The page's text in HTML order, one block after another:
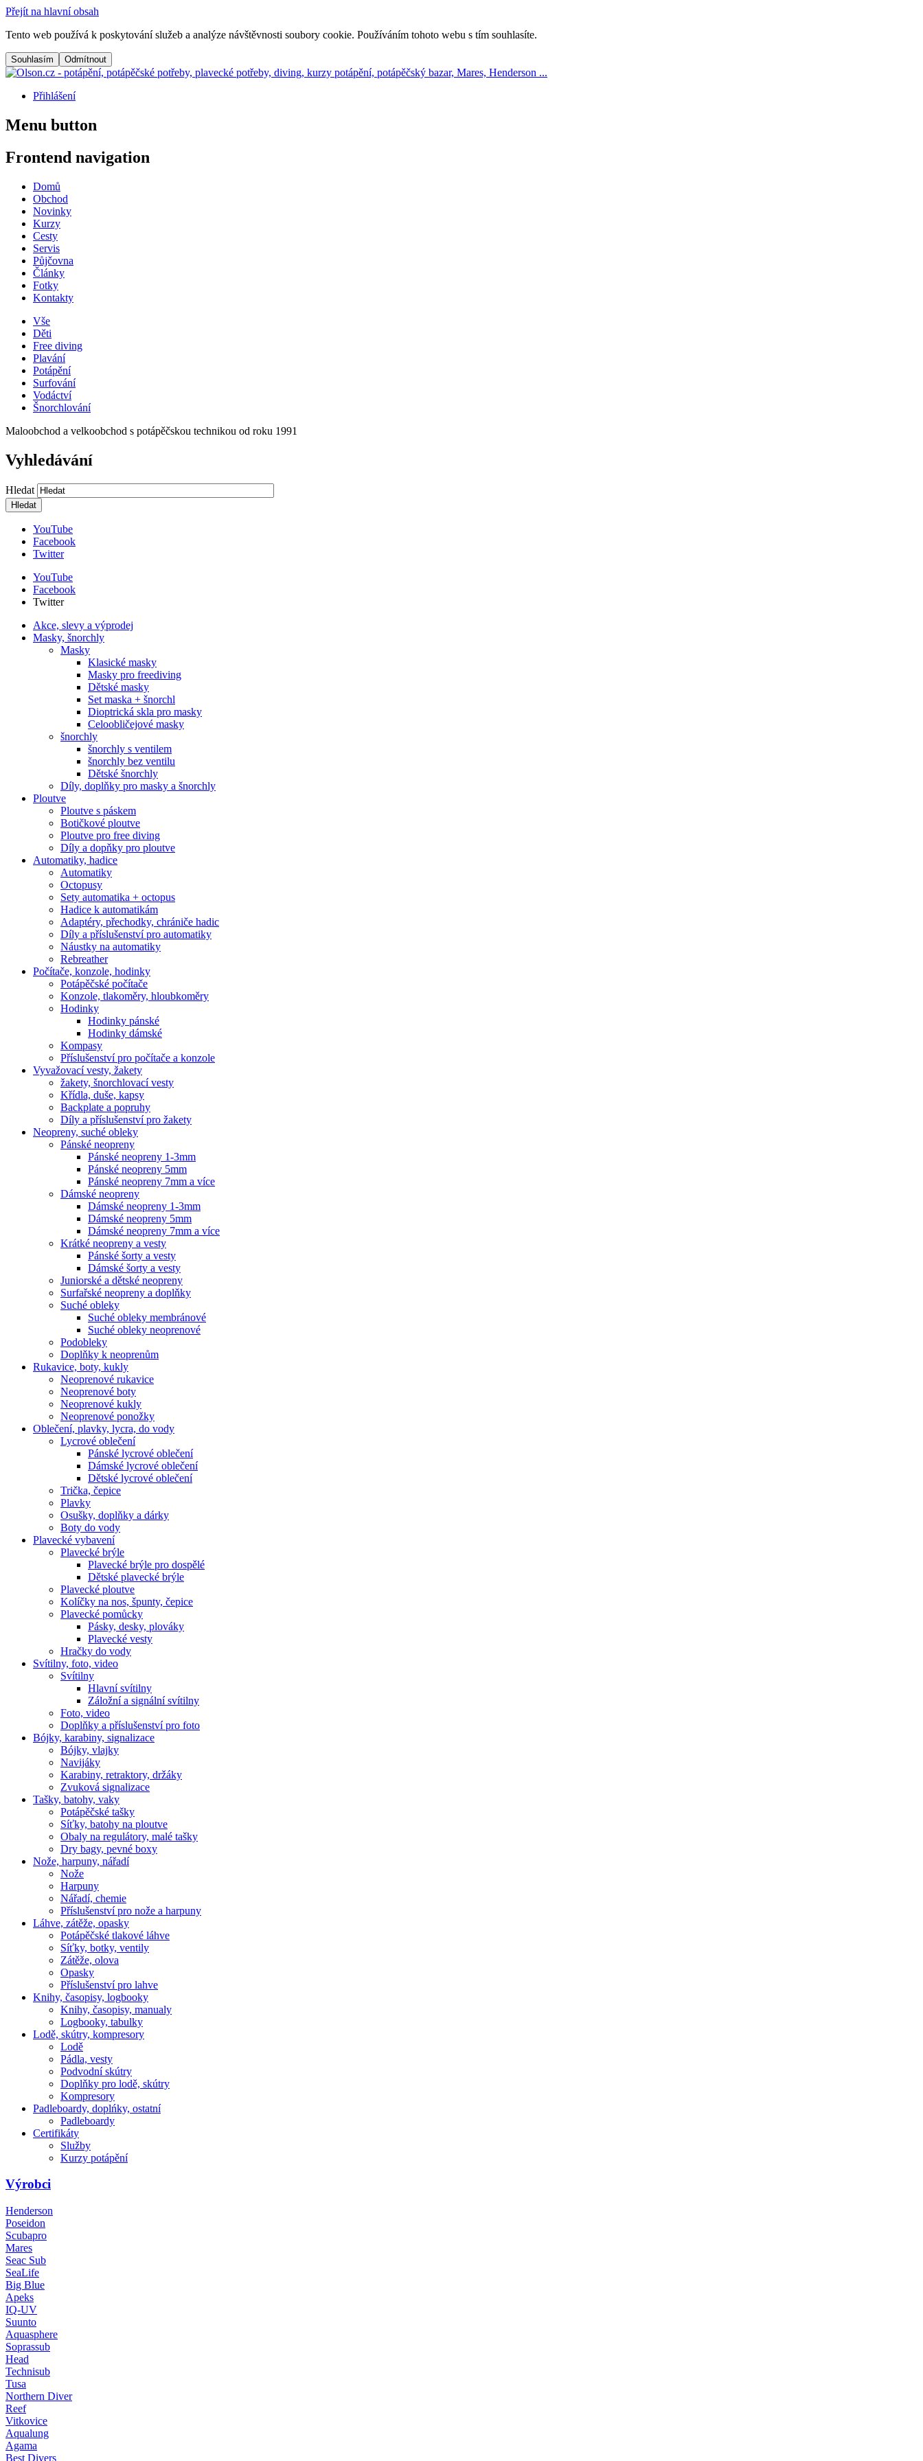
Přejít na hlavní obsah
Tento web používá k poskytování služeb a analýze návštěvnosti soubory cookie. Používáním tohoto webu s tím souhlasíte.
Přihlášení
Menu button
Frontend navigation
Domů
Obchod
Novinky
Kurzy
Cesty
Servis
Půjčovna
Články
Fotky
Kontakty
Vše
Děti
Free diving
Plavání
Potápění
Surfování
Vodáctví
Šnorchlování
Maloobchod a velkoobchod s potápěčskou technikou od roku 1991
Vyhledávání
Hledat
YouTube
Facebook
Twitter
YouTube
Facebook
Twitter
Akce, slevy a výprodej
Masky, šnorchly
Masky
Klasické masky
Masky pro freediving
Dětské masky
Set maska + šnorchl
Dioptrická skla pro masky
Celoobličejové masky
šnorchly
šnorchly s ventilem
šnorchly bez ventilu
Dětské šnorchly
Díly, doplňky pro masky a šnorchly
Ploutve
Ploutve s páskem
Botičkové ploutve
Ploutve pro free diving
Díly a dopňky pro ploutve
Automatiky, hadice
Automatiky
Octopusy
Sety automatika + octopus
Hadice k automatikám
Adaptéry, přechodky, chrániče hadic
Díly a příslušenství pro automatiky
Náustky na automatiky
Rebreather
Počítače, konzole, hodinky
Potápěčské počítače
Konzole, tlakoměry, hloubkoměry
Hodinky
Hodinky pánské
Hodinky dámské
Kompasy
Příslušenství pro počítače a konzole
Vyvažovací vesty, žakety
žakety, šnorchlovací vesty
Křídla, duše, kapsy
Backplate a popruhy
Díly a příslušenství pro žakety
Neopreny, suché obleky
Pánské neopreny
Pánské neopreny 1-3mm
Pánské neopreny 5mm
Pánské neopreny 7mm a více
Dámské neopreny
Dámské neopreny 1-3mm
Dámské neopreny 5mm
Dámské neopreny 7mm a více
Krátké neopreny a vesty
Pánské šorty a vesty
Dámské šorty a vesty
Juniorské a dětské neopreny
Surfařské neopreny a doplňky
Suché obleky
Suché obleky membránové
Suché obleky neoprenové
Podobleky
Doplňky k neoprenům
Rukavice, boty, kukly
Neoprenové rukavice
Neoprenové boty
Neoprenové kukly
Neoprenové ponožky
Oblečení, plavky, lycra, do vody
Lycrové oblečení
Pánské lycrové oblečení
Dámské lycrové oblečení
Dětské lycrové oblečení
Trička, čepice
Plavky
Osušky, doplňky a dárky
Boty do vody
Plavecké vybavení
Plavecké brýle
Plavecké brýle pro dospělé
Dětské plavecké brýle
Plavecké ploutve
Kolíčky na nos, špunty, čepice
Plavecké pomůcky
Pásky, desky, plováky
Plavecké vesty
Hračky do vody
Svítilny, foto, video
Svítilny
Hlavní svítilny
Záložní a signální svítilny
Foto, video
Doplňky a příslušenství pro foto
Bójky, karabiny, signalizace
Bójky, vlajky
Navijáky
Karabiny, retraktory, držáky
Zvuková signalizace
Tašky, batohy, vaky
Potápěčské tašky
Síťky, batohy na ploutve
Obaly na regulátory, malé tašky
Dry bagy, pevné boxy
Nože, harpuny, nářadí
Nože
Harpuny
Nářadí, chemie
Příslušenství pro nože a harpuny
Láhve, zátěže, opasky
Potápěčské tlakové láhve
Síťky, botky, ventily
Zátěže, olova
Opasky
Příslušenství pro lahve
Knihy, časopisy, logbooky
Knihy, časopisy, manualy
Logbooky, tabulky
Lodě, skútry, kompresory
Lodě
Pádla, vesty
Podvodní skútry
Doplňky pro lodě, skútry
Kompresory
Padleboardy, doplńky, ostatní
Padleboardy
Certifikáty
Služby
Kurzy potápění
Výrobci
Henderson
Poseidon
Scubapro
Mares
Seac Sub
SeaLife
Big Blue
Apeks
IQ-UV
Suunto
Aquasphere
Soprassub
Head
Technisub
Tusa
Northern Diver
Reef
Vitkovice
Aqualung
Agama
Best Divers